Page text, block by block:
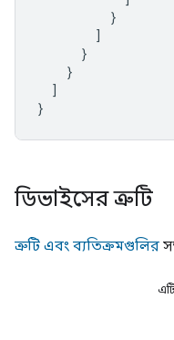
}
]
}
}
]
}
ডিভাইসের ত্রুটি
ত্রুটি এবং ব্যতিক্রমগুলির